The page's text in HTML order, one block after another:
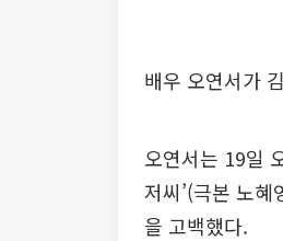
배우 오연서가
오연서는 19일
저씨’(극본 노
을 고백했다.